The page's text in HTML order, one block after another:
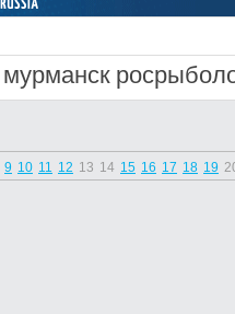
мурманск
9 10 11 12 13 14 15 16 17 18 19